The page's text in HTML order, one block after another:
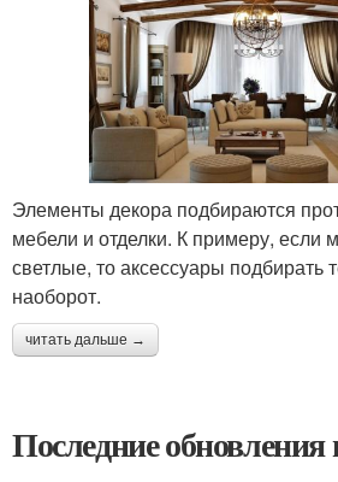
Элементы декора подбираются
мебели и отделки. К примеру, если
светлые, то аксессуары подбирать
наоборот.
читать дальше →
Последние обновления